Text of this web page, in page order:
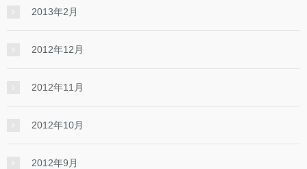
2013年2月
2012年12月
2012年11月
2012年10月
2012年9月